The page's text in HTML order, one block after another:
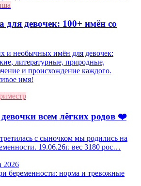
для девочек: 100+ имён со
и необычных имён для девочек:
литературные, природные,
и происхождение каждого.
имя!
всем лёгких родов ❤️
с сыночком мы родились на
19.06.26г. вес 3180 рос…
2026